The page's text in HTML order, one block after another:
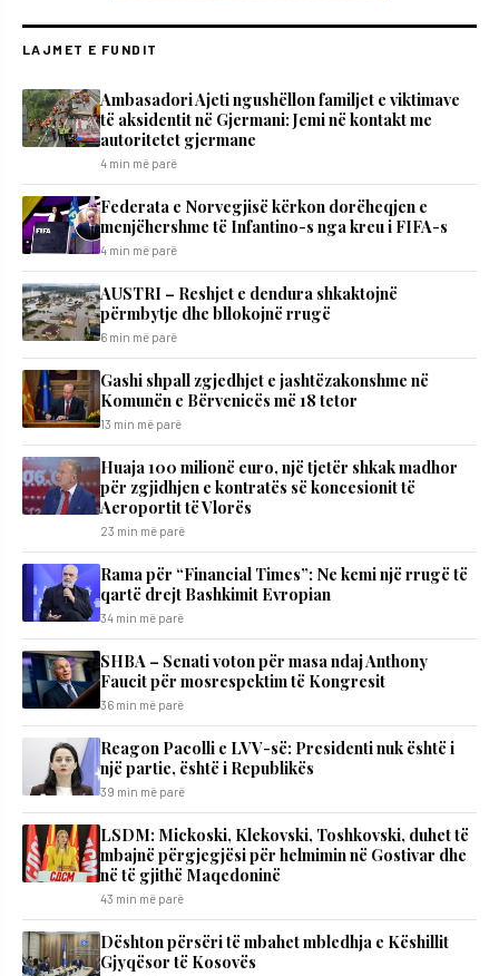
LAJMET E FUNDIT
Ambasadori Ajeti ngushëllon familjet e viktimave
të aksidentit në Gjermani: Jemi në kontakt me
autoritetet gjermane
4 min më parë
Federata e Norvegjisë kërkon dorëheqjen e
menjëhershme të Infantino-s nga kreu i FIFA-s
4 min më parë
AUSTRI – Reshjet e dendura shkaktojnë
përmbytje dhe bllokojnë rrugë
6 min më parë
Gashi shpall zgjedhjet e jashtëzakonshme në
Komunën e Bërvenicës më 18 tetor
13 min më parë
Huaja 100 milionë euro, një tjetër shkak madhor
për zgjidhjen e kontratës së koncesionit të
Aeroportit të Vlorës
23 min më parë
Rama për “Financial Times”: Ne kemi një rrugë të
qartë drejt Bashkimit Evropian
34 min më parë
SHBA – Senati voton për masa ndaj Anthony
Faucit për mosrespektim të Kongresit
36 min më parë
Reagon Pacolli e LVV-së: Presidenti nuk është i
një partie, është i Republikës
39 min më parë
LSDM: Mickoski, Klekovski, Toshkovski, duhet të
mbajnë përgjegjësi për helmimin në Gostivar dhe
në të gjithë Maqedoninë
43 min më parë
​Dështon përsëri të mbahet mbledhja e Këshillit
Gjyqësor të Kosovës